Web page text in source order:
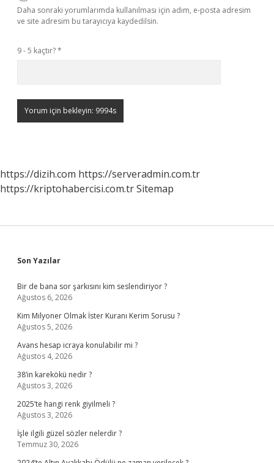
Daha sonraki yorumlarımda kullanılması için adım, e-posta adresim
ve site adresim bu tarayıcıya kaydedilsin.
9 - 5 kaçtır?*
https://dizih.com https://serveradmin.com.tr
https://kriptohabercisi.com.trSitemap
Sidebar
Son Yazılar
Bir de bana sor şarkısını kim seslendiriyor ?
Ağustos 6, 2026
Kim Milyoner Olmak İster Kuranı Kerim Sorusu ?
Ağustos 5, 2026
Avans hesap icraya konulabilir mi ?
Ağustos 4, 2026
38’in karekökü nedir ?
Ağustos 3, 2026
2025’te hangi renk giyilmeli ?
Ağustos 3, 2026
İşle ilgili güzel sözler nelerdir ?
Temmuz 30, 2026